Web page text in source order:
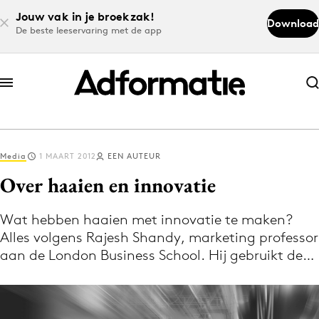
Jouw vak in je broekzak!
De beste leeservaring met de app
Download
Abonneer nu
Abonneer nu
Log in
Download de app
Volg het laatste nieuws via de Adformatie
Nieuws app
Media 1 MAART 2012 EEN AUTEUR
Over haaien en innovatie
Wat hebben haaien met innovatie te maken?
Alles volgens Rajesh Shandy, marketing professor
aan de London Business School. Hij gebruikt de…